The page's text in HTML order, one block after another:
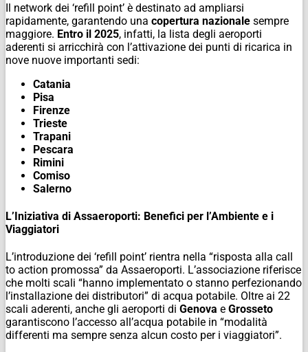
Il network dei ‘refill point’ è destinato ad ampliarsi
rapidamente, garantendo una copertura nazionale sempre
maggiore. Entro il 2025, infatti, la lista degli aeroporti
aderenti si arricchirà con l’attivazione dei punti di ricarica in
nove nuove importanti sedi:
Catania
Pisa
Firenze
Trieste
Trapani
Pescara
Rimini
Comiso
Salerno
L’Iniziativa di Assaeroporti: Benefici per l’Ambiente e i
Viaggiatori
L’introduzione dei ‘refill point’ rientra nella “risposta alla call
to action promossa” da Assaeroporti. L’associazione riferisce
che molti scali “hanno implementato o stanno perfezionando
l’installazione dei distributori” di acqua potabile. Oltre ai 22
scali aderenti, anche gli aeroporti di Genova e Grosseto
garantiscono l’accesso all’acqua potabile in “modalità
differenti ma sempre senza alcun costo per i viaggiatori”.